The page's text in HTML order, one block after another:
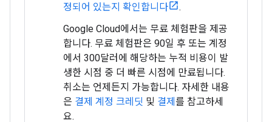
정되어 있는지 확인합니다
.
Google Cloud에서는 무료 체험판을 제공
합니다. 무료 체험판은 90일 후 또는 계정
에서 300달러에 해당하는 누적 비용이 발
생한 시점 중 더 빠른 시점에 만료됩니다.
취소는 언제든지 가능합니다. 자세한 내용
은 결제 계정 크레딧 및 결제 를 참고하세
요.